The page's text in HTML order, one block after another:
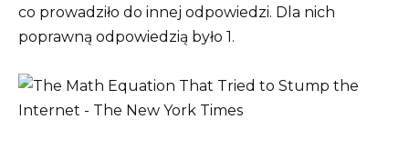
co prowadziło do innej odpowiedzi. Dla nich
poprawną odpowiedzią było 1.